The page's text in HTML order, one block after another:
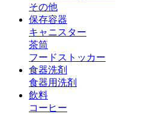
その他
保存容器
キャニスター
茶筒
フードストッカー
食器洗剤
食器用洗剤
飲料
コーヒー